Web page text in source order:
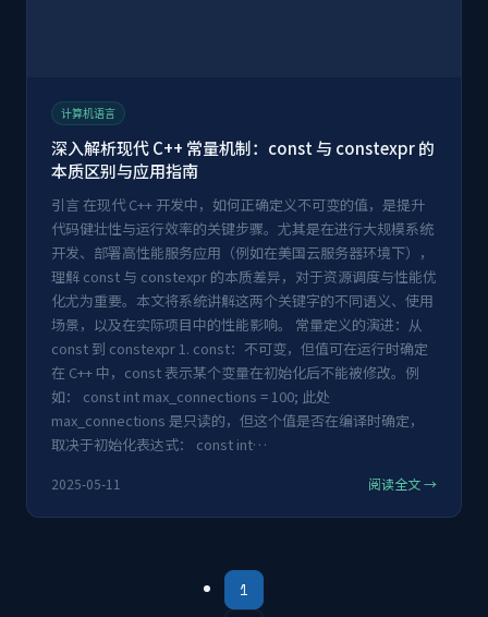
计算机语言
深入解析现代 C++ 常量机制：const 与 constexpr 的
本质区别与应用指南
引言 在现代 C++ 开发中，如何正确定义不可变的值，是提升
代码健壮性与运行效率的关键步骤。尤其是在进行大规模系统
开发、部署高性能服务应用（例如在美国云服务器环境下），
理解 const 与 constexpr 的本质差异，对于资源调度与性能优
化尤为重要。本文将系统讲解这两个关键字的不同语义、使用
场景，以及在实际项目中的性能影响。 常量定义的演进：从
const 到 constexpr 1. const：不可变，但值可在运行时确定
在 C++ 中，const 表示某个变量在初始化后不能被修改。例
如： const int max_connections = 100; 此处
max_connections 是只读的，但这个值是否在编译时确定，
取决于初始化表达式： const int…
2025-05-11 阅读全文 →
1